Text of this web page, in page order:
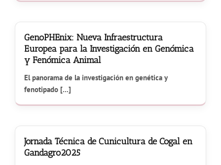
GenoPHEnix: Nueva Infraestructura
Europea para la Investigación en Genómica
y Fenómica Animal
El panorama de la investigación en genética y
fenotipado [...]
Jornada Técnica de Cunicultura de Cogal en
Gandagro2025